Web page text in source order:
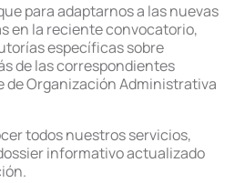
para adaptarnos a las nuevas
en la reciente convocatorio,
específicas sobre
de las correspondientes
de Organización Administrativa
todos nuestros servicios,
informativo actualizado